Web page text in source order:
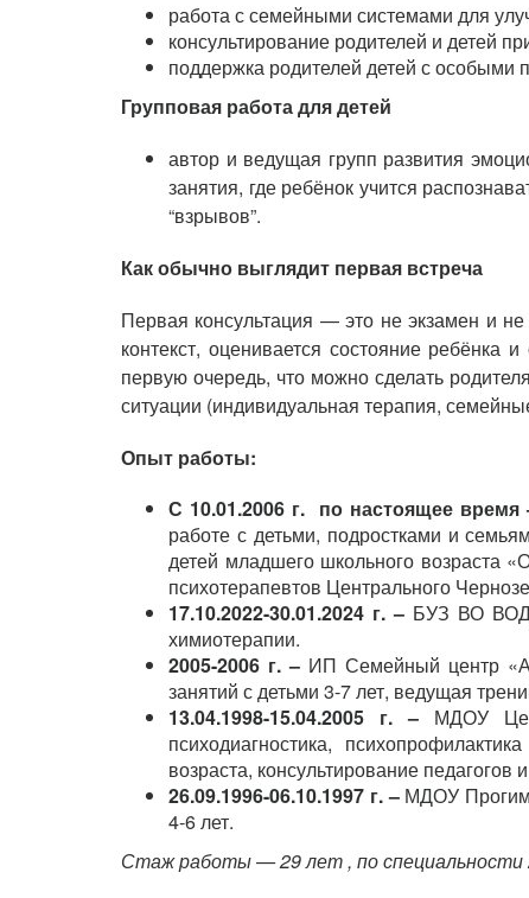
работа с семейными системами для
консультирование родителей и детей
поддержка родителей детей с особыми
Групповая работа для детей
автор и ведущая групп развития
занятия, где ребёнок учится
“взрывов”.
Как обычно выглядит первая встреча
Первая консультация — это не экзамен и
контекст, оценивается состояние
первую очередь, что можно сделать
ситуации (индивидуальная терапия,
Опыт работы:
С 10.01.2006 г. по настоящее время
работе с детьми, подростками и
детей младшего школьного возраста
психотерапевтов Центрального
17.10.2022-30.01.2024 г. – БУЗ ВО
химиотерапии.
2005-2006 г. –ИП Семейный центр
занятий с детьми 3-7 лет, ведущая
13.04.1998-15.04.2005 г. –МДОУ
психодиагностика,
возраста, консультирование педагогов
26.09.1996-06.10.1997 г. –МДОУ
4-6 лет.
Стаж работы — 29 лет , по специальности